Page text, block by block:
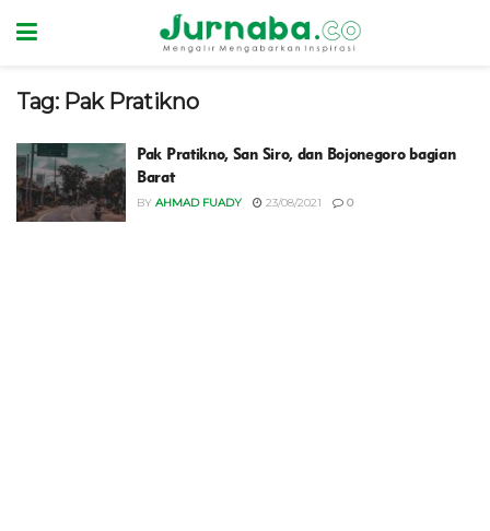
Tag: Pak Pratikno
Pak Pratikno, San Siro, dan Bojonegoro bagian
Barat
BY AHMAD FUADY 23/08/2021 0